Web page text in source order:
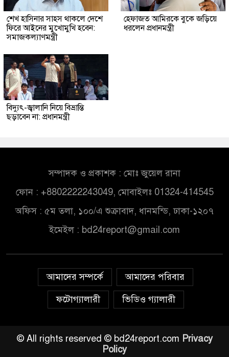
শেখ হাসিনার সাহস থাকলে দেশে
ফিরে আইনের মুখোমুখি হবেন:
সমাজকল্যাণমন্ত্রী
হেফাজত আমিরকে বুকে জড়িয়ে
ধরলেন প্রধানমন্ত্রী
বিদ্যুৎ-জ্বালানি নিয়ে বিভ্রান্তি
ছড়াবেন না: প্রধানমন্ত্রী
সম্পাদক ও প্রকাশক : মোঃ জুয়েল রানা
ফোন : +8802222243049, মোবাইলঃ 01324-414545
অফিস : ৫ম তলা, ১০০/এ শুক্রাবাদ, ধানমন্ডি, ঢাকা-১২০৭
ইমেইল : bd24report@gmail.com
আমাদের সম্পর্কে
আমাদের পরিবার
ফটোগ্যালারী
ভিডিও গ্যালারী
© All rights reserved © bd24report.com Privacy
Policy